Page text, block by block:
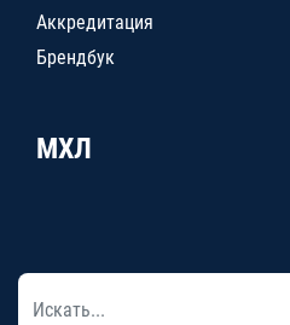
Аккредитация
Брендбук
МХЛ